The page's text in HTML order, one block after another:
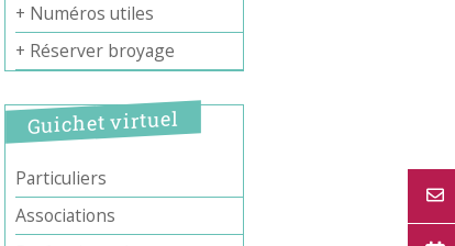
+ Numéros utiles
+ Réserver broyage
Guichet virtuel
Particuliers
Associations